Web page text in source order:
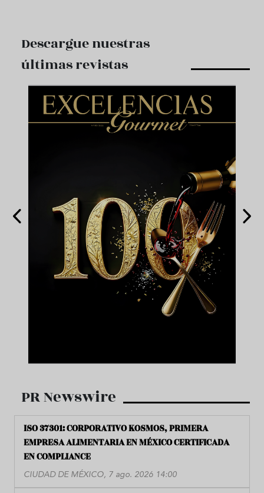
Descargue nuestras
últimas revistas
PR Newswire
ISO 37301: CORPORATIVO KOSMOS, PRIMERA
EMPRESA ALIMENTARIA EN MÉXICO CERTIFICADA
EN COMPLIANCE
CIUDAD DE MÉXICO, 7 ago. 2026 14:00